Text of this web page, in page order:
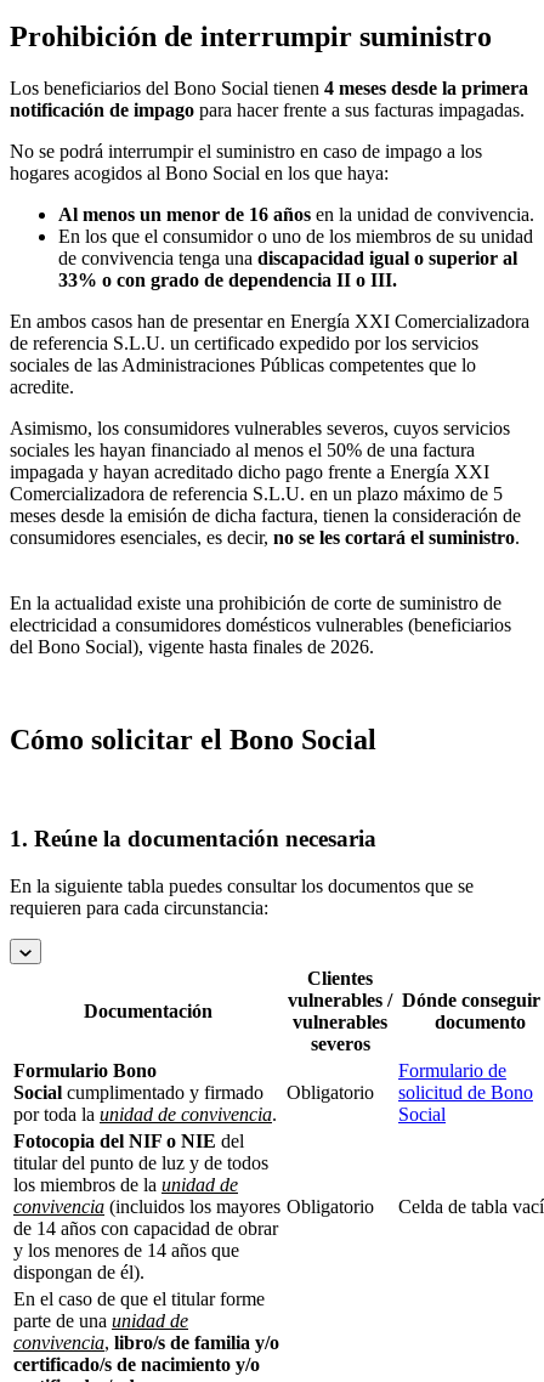
Prohibición de interrumpir suministro
Los beneficiarios del Bono Social tienen 4 meses desde la primera
notificación de impago para hacer frente a sus facturas impagadas.
No se podrá interrumpir el suministro en caso de impago a los
hogares acogidos al Bono Social en los que haya:
Al menos un menor de 16 años en la unidad de convivencia.
En los que el consumidor o uno de los miembros de su unidad
de convivencia tenga una discapacidad igual o superior al
33% o con grado de dependencia II o III.
En ambos casos han de presentar en Energía XXI Comercializadora
de referencia S.L.U. un certificado expedido por los servicios
sociales de las Administraciones Públicas competentes que lo
acredite.
Asimismo, los consumidores vulnerables severos, cuyos servicios
sociales les hayan financiado al menos el 50% de una factura
impagada y hayan acreditado dicho pago frente a Energía XXI
Comercializadora de referencia S.L.U. en un plazo máximo de 5
meses desde la emisión de dicha factura, tienen la consideración de
consumidores esenciales, es decir, no se les cortará el suministro.
En la actualidad existe una prohibición de corte de suministro de
electricidad a consumidores domésticos vulnerables (beneficiarios
del Bono Social), vigente hasta finales de 2026.
Cómo solicitar el Bono Social
1. Reúne la documentación necesaria
En la siguiente tabla puedes consultar los documentos que se
requieren para cada circunstancia:
Documentación
Clientes
vulnerables /
vulnerables
severos
Dónde conseguir
documento
Formulario Bono
Social cumplimentado y firmado
por toda la unidad de convivencia.
Obligatorio
Formulario de
solicitud de Bono
Social
Fotocopia del NIF o NIE del
titular del punto de luz y de todos
los miembros de la unidad de
convivencia (incluidos los mayores
de 14 años con capacidad de obrar
y los menores de 14 años que
dispongan de él).
Obligatorio Celda de tabla
En el caso de que el titular forme
parte de una unidad de
convivencia, libro/s de familia y/o
certificado/s de nacimiento y/o